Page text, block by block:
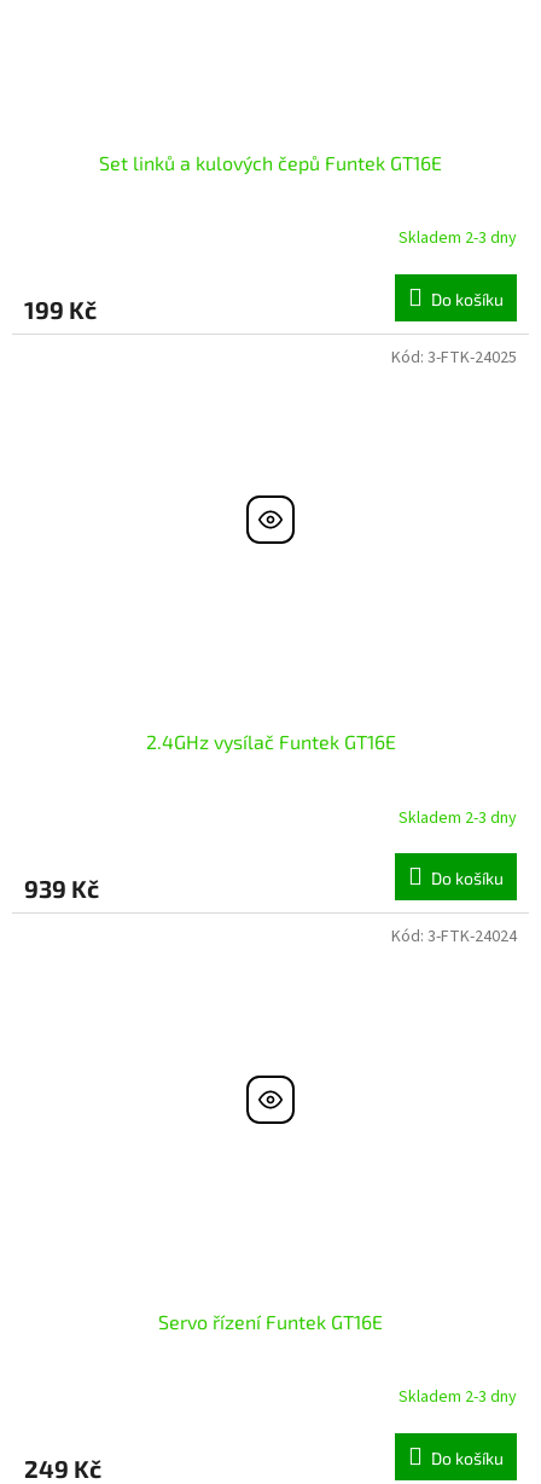
Set linků a kulových čepů Funtek GT16E
Skladem 2-3 dny
199 Kč Do košíku
2.4GHz vysílač Funtek GT16E
Skladem 2-3 dny
939 Kč Do košíku
Kód: 3-FTK-24025
Servo řízení Funtek GT16E
Skladem 2-3 dny
249 Kč Do košíku
Kód: 3-FTK-24024